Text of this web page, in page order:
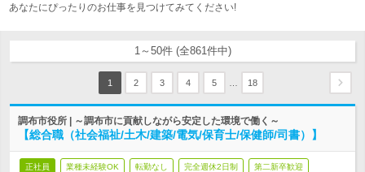
あなたにぴったりのお仕事を見つけてみてください!
1～50件 (全861件中)
1 2 3 4 5 18
調布市役所 | ～調布市に貢献しながら安定した環境で働く～
【総合職（社会福祉/土木/建築/電気/保育士/保健師/司書）】
正社員 業種未経験OK 転勤なし 完全週休2日制 第二新卒歓迎